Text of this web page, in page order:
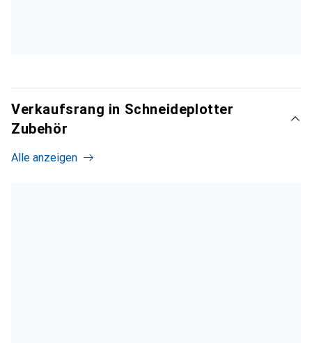
Verkaufsrang in Schneideplotter
Zubehör
Alle anzeigen